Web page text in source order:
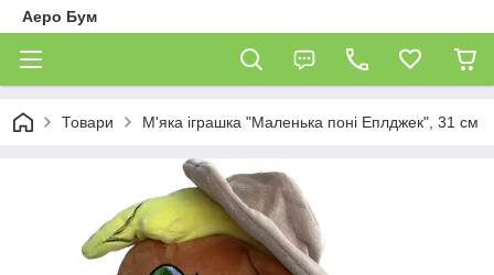
Аеро Бум
Товари М'яка іграшка "Маленька поні Еплджек", 31 см